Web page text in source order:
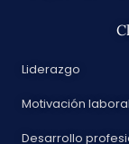
Liderazgo
Motivación laboral
Desarrollo